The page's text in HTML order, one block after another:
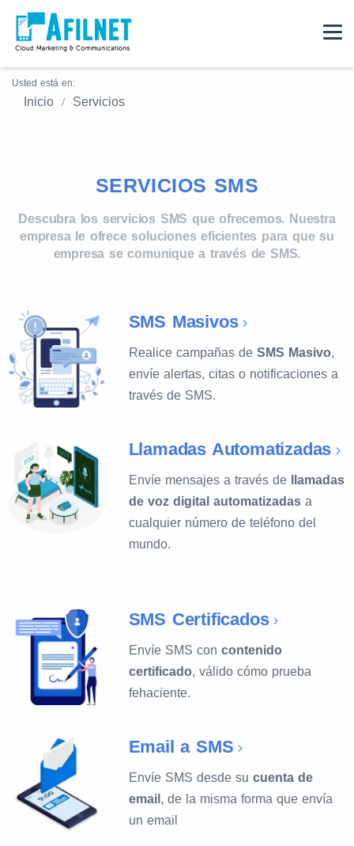
Usted está en:
Inicio Servicios
SERVICIOS SMS
Descubra los servicios SMS que ofrecemos. Nuestra
empresa le ofrece soluciones eficientes para que su
empresa se comunique a través de SMS.
SMS Masivos
Realice campañas de SMS Masivo,
envíe alertas, citas o notificaciones a
través de SMS.
Llamadas Automatizadas
Envíe mensajes a través de
llamadas
de voz digital automatizadasa
cualquier número de teléfono del
mundo.
SMS Certificados
Envíe SMS con contenido
certificado, válido cómo prueba
fehaciente.
Email a SMS
Envíe SMS desde su cuenta de
email , de la misma forma que envía
un email